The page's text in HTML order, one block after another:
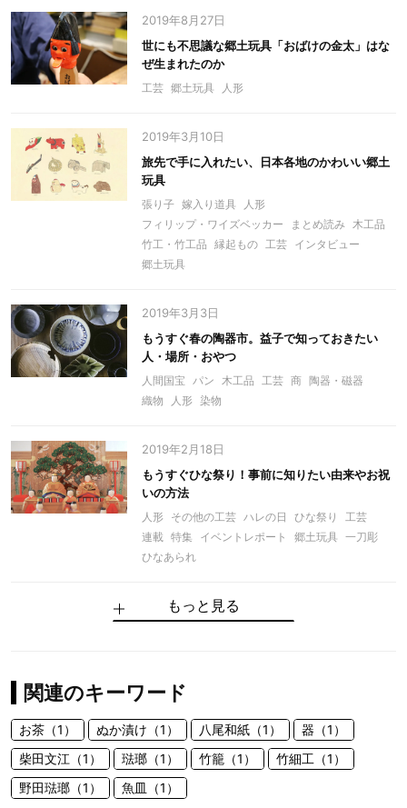
2019年8月27日
世にも不思議な郷土玩具「おばけの金太」はな
ぜ生まれたのか
工芸 郷土玩具 人形
2019年3月10日
旅先で手に入れたい、日本各地のかわいい郷土
玩具
張り子 嫁入り道具
人形
フィリップ・ワイズベッカー
まとめ読み 木工品
竹工・竹工品 縁起もの 工芸 インタビュー
郷土玩具
2019年3月3日
もうすぐ春の陶器市。益子で知っておきたい
人・場所・おやつ
人間国宝 パン 木工品 工芸 商 陶器・磁器
織物
人形 染物
2019年2月18日
もうすぐひな祭り！事前に知りたい由来やお祝
いの方法
人形 その他の工芸 ハレの日 ひな祭り
工芸
連載 特集 イベントレポート 郷土玩具 一刀彫
ひなあられ
もっと見る
関連のキーワード
お茶（1） ぬか漬け（1） 八尾和紙（1）
器（1）
柴田文江（1）
琺瑯（1） 竹籠（1）
竹細工（1）
野田琺瑯（1）
魚皿（1）